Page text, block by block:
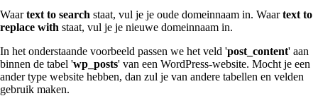
Waartext to search staat, vul je je oude domeinnaam in. Waartext to
replace with staat, vul je je nieuwe domeinnaam in.
In het onderstaande voorbeeld passen we het veld 'post_content' aan
binnen de tabel 'wp_posts' van een WordPress-website. Mocht je een
ander type website hebben, dan zul je van andere tabellen en velden
gebruik maken.